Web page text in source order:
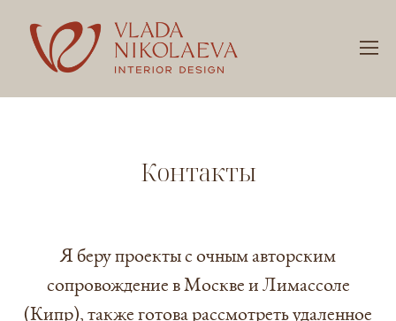
Контакты
Я беру проекты с очным авторским
сопровождение в Москве и Лимассоле
(Кипр), также готова рассмотреть удаленное